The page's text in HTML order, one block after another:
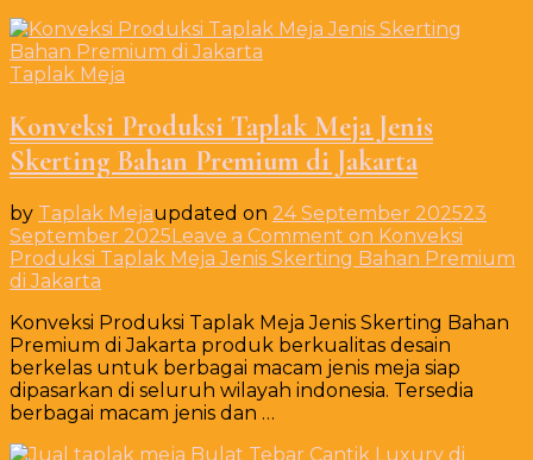
Taplak Meja
Konveksi Produksi Taplak Meja Jenis
Skerting Bahan Premium di Jakarta
by Taplak Mejaupdated on 24 September 202523
September 2025Leave a Comment on Konveksi
Produksi Taplak Meja Jenis Skerting Bahan Premium
di Jakarta
Konveksi Produksi Taplak Meja Jenis Skerting Bahan
Premium di Jakarta produk berkualitas desain
berkelas untuk berbagai macam jenis meja siap
dipasarkan di seluruh wilayah indonesia. Tersedia
berbagai macam jenis dan …